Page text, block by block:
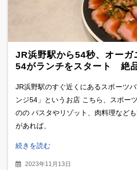
JR浜野駅から54秒、オーガ
54がランチをスタート 絶
JR浜野駅のすぐ近くにあるスポーツ
ンジ54」というお店 こちら、スポー
のの パスタやリゾット、肉料理など
があれば、
続きを読む
2023年11月13日